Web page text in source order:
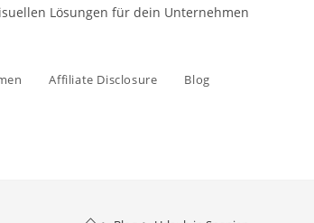
Lösungen für dein Unternehmen
Affiliate Disclosure Blog